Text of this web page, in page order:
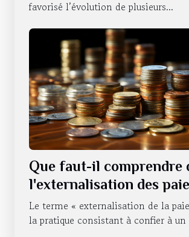
NVIDIA ?
favorisé l’évolution de plusieurs...
Que faut-il comprendre
l'externalisation des
d'une entreprise ?
Le terme « externalisation de la
la pratique consistant à confier à un